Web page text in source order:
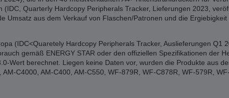
Quarterly Hardcopy Peripherals Tracker, Lieferungen 2023,
aus dem Verkauf von Flaschen/Patronen und die Ergiebigkeit
(IDC<Quaretely Hardcopy Peripherals Tracker, Auslieferungen Q1
gemäß ENERGY STAR oder den offiziellen Spezifikationen der
Wert berechnet. Liegen keine Daten vor, wurden die Produkte aus
C4000, AM-C400, AM-C550, WF-879R, WF-C878R, WF-579R,